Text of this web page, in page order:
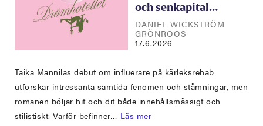
och senkapital…
DANIEL WICKSTRÖM
GRÖNROOS
17.6.2026
Taika Mannilas debut om influerare på kärleksrehab
utforskar intressanta samtida fenomen och stämningar, men
romanen böljar hit och dit både innehållsmässigt och
stilistiskt. Varför befinner… Läs mer